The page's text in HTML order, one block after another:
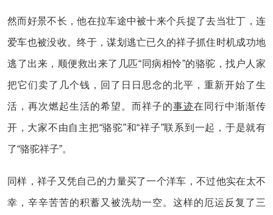
然而好景不长，他在拉车途中被十来个兵捉了去当壮丁，连
爱车也被没收。终于，谋划逃亡已久的祥子抓住时机成功地
逃了出来，顺便救出来了几匹“同病相怜”的骆驼，找户人家
把它们卖了几个钱，回了日日思念的北平，重新开始了生
活，再次燃起生活的希望。而祥子的事迹在同行中渐渐传
开，大家不由自主把“骆驼”和“祥子”联系到一起，于是就有
了“骆驼祥子”。
同样，祥子又凭自己的力量买了一个洋车，不过他实在太不
幸，辛辛苦苦的积蓄又被洗劫一空。这样的厄运反复了三